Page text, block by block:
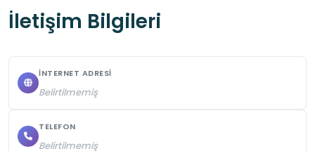
İletişim Bilgileri
İNTERNET ADRESI
Belirtilmemiş
TELEFON
Belirtilmemiş